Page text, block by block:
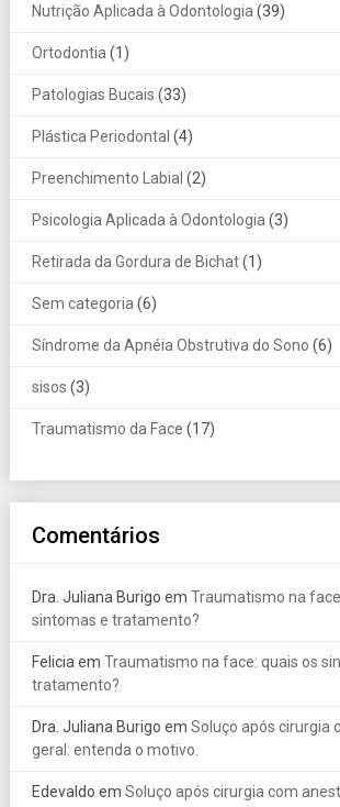
Nutrição Aplicada à Odontologia (39)
Ortodontia (1)
Patologias Bucais (33)
Plástica Periodontal (4)
Preenchimento Labial (2)
Psicologia Aplicada à Odontologia (3)
Retirada da Gordura de Bichat(1)
Sem categoria (6)
Síndrome da Apnéia Obstrutiva do Sono (6)
sisos (3)
Traumatismo da Face (17)
Comentários
Dra. Juliana Burigo em Traumatismo na
sintomas e tratamento?
Felicia em Traumatismo na face: quais os
tratamento?
Dra. Juliana Burigo em Soluço após cirurgia
geral: entenda o motivo.
Edevaldo em Soluço após cirurgia com